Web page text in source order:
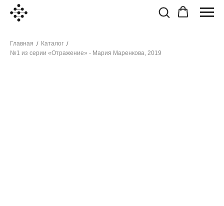
Главная / Каталог /
№1 из серии «Отражение» - Мария Маренкова, 2019